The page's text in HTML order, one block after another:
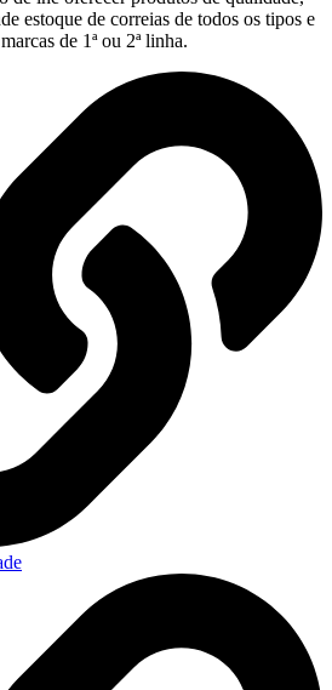
estoque de correias de todos os tipos e
de 1ª ou 2ª linha.